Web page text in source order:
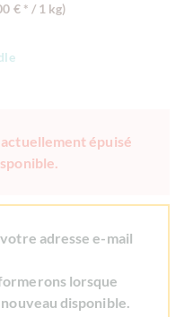
€ * / 1 kg)
épuisé
adresse e-mail
lorsque
disponible.